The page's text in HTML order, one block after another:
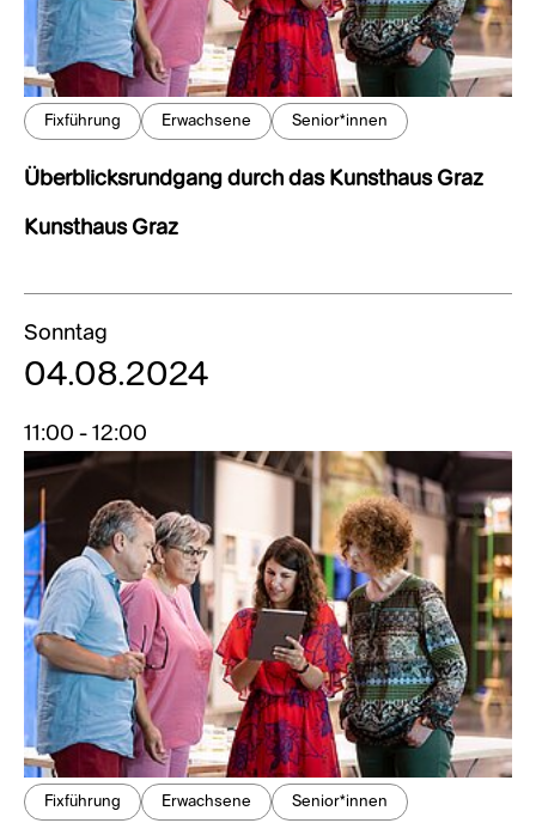
Fixführung Erwachsene Senior*innen
Überblicksrundgang durch das Kunsthaus Graz
Kunsthaus Graz
Sonntag
04.08.2024
11:00 - 12:00
Fixführung Erwachsene Senior*innen